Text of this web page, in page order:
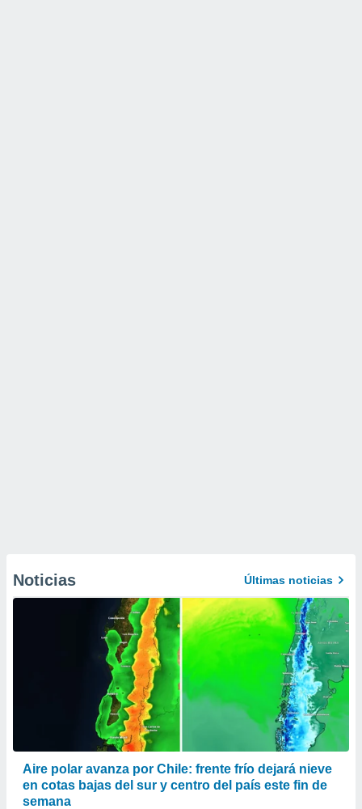
Noticias Últimas noticias
Aire polar avanza por Chile: frente frío dejará nieve
en cotas bajas del sur y centro del país este fin de
semana